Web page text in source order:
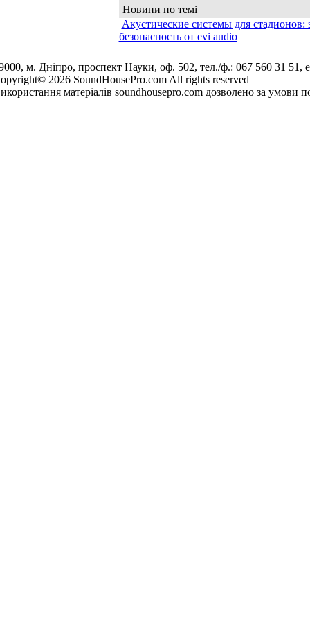
Новини по темі
Акустические системы для стадионов:
безопасность от evi audio
м. Дніпро, проспект Науки, оф. 502, тел./ф.: 067 560 31 51,
2026 SoundHousePro.com All rights reserved
матеріалів soundhousepro.com дозволено за умови